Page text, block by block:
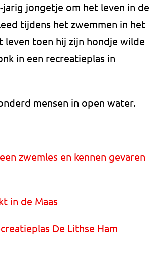
jongetje om het leven in de
tijdens het zwemmen in het
leven toen hij zijn hondje wilde
in een recreatieplas in
mensen in open water.
zwemles en kennen gevaren
in de Maas
De Lithse Ham